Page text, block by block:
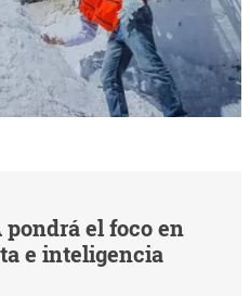
pondrá el foco en
e inteligencia